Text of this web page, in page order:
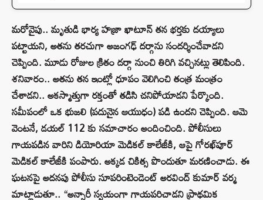
మరోవైపు.. మృతుడి భార్య హజ్రా ఖాటూన్ తన భర్తకు దయ్యాలు
పట్టాయని, అతను తరచుగా అజంగఢ్ దర్గాను సందర్శించేవాడని
చెప్పింది. మూడు రోజుల క్రితం దర్గా నుంచి తిరిగి వచ్చినట్లు తెలిపింది.
శనివారం.. అతను తన ఇంట్లో ధూపం వెలిగించి తంత్ర మంత్రం
చేశాడని.. అకస్మాత్తుగా రక్తంతో తడిసి చనిపోయాడని పేర్కొంది.
సమీపంలో ఒక భుజలి (పదునైన ఆయుధం) పడి ఉందని చెప్పింది. ఆమె
వెంటనే, డయల్ 112 కు సమాచారం అందించింది. పోలీసులు
గాయపడిన వారిని డియోరియా మెడికల్ కాలేజీకి, ఆపై గోరఖ్‌పూర్
మెడికల్ కాలేజీకి పంపారు. అక్కడ చికిత్స పొందుతూ మరణించాడు. ఈ
ఘటనపై అదనపు పోలీసు సూపరింటెండెంట్ అరవింద్ కుమార్ వర్మ
మాట్లాడుతూ.. “అన్సారీ స్వయంగా గాయపరిచాడని ప్రాథమిక